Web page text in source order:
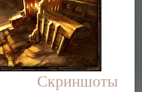
Скриншоты